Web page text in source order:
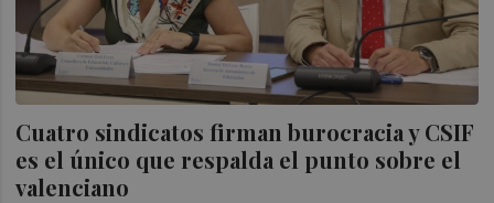
Cuatro sindicatos firman burocracia y CSIF
es el único que respalda el punto sobre el
valenciano